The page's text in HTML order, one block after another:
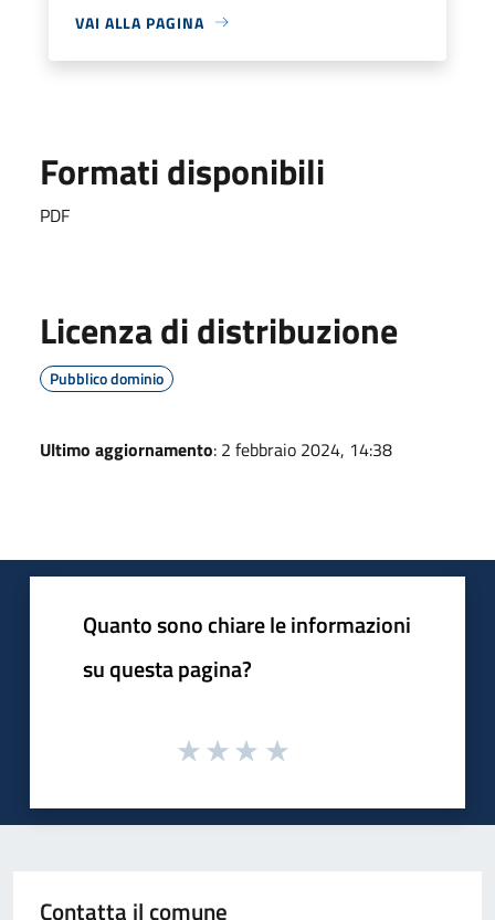
VAI ALLA PAGINA
Formati disponibili
PDF
Licenza di distribuzione
Pubblico dominio
Ultimo aggiornamento: 2 febbraio 2024, 14:38
Quanto sono chiare le informazioni
su questa pagina?
Contatta il comune